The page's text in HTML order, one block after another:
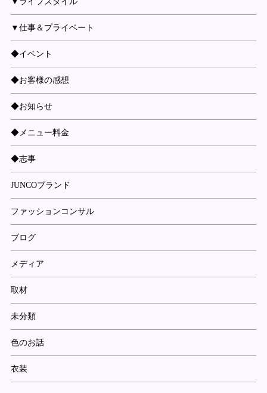
▼仕事＆プライベート
◆イベント
◆お客様の感想
◆お知らせ
◆メニュー料金
◆志事
JUNCOブランド
ファッションコンサル
ブログ
メディア
取材
未分類
色のお話
衣装